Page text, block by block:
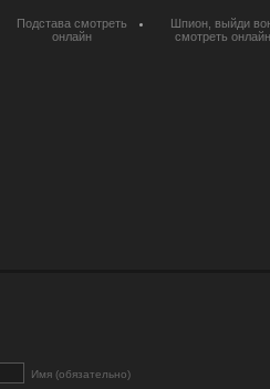
Подстава смотреть
онлайн
Шпион, выйди
смотреть онлайн
Имя (обязательно)